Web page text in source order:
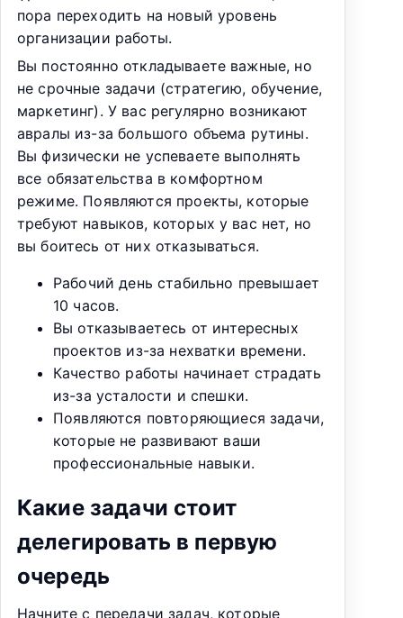
пора переходить на новый уровень
организации работы.
Вы постоянно откладываете важные, но
не срочные задачи (стратегию, обучение,
маркетинг). У вас регулярно возникают
авралы из-за большого объема рутины.
Вы физически не успеваете выполнять
все обязательства в комфортном
режиме. Появляются проекты, которые
требуют навыков, которых у вас нет, но
вы боитесь от них отказываться.
Рабочий день стабильно превышает
10 часов.
Вы отказываетесь от интересных
проектов из-за нехватки времени.
Качество работы начинает страдать
из-за усталости и спешки.
Появляются повторяющиеся задачи,
которые не развивают ваши
профессиональные навыки.
Какие задачи стоит
делегировать в первую
очередь
Начните с передачи задач, которые